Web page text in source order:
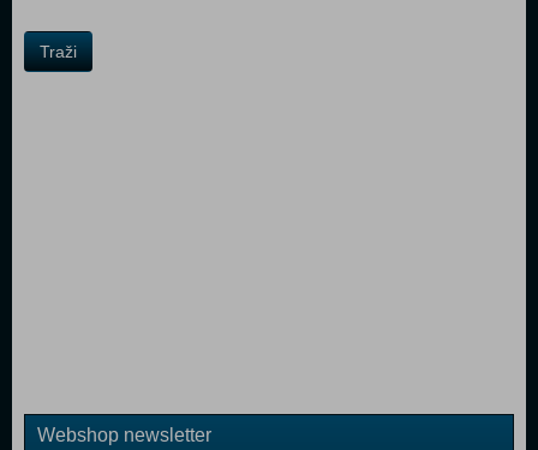
Traži
Webshop newsletter